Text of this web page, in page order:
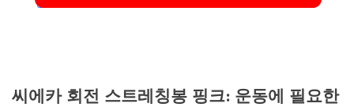
씨에카 회전 스트레칭봉 핑크: 운동에 필요한